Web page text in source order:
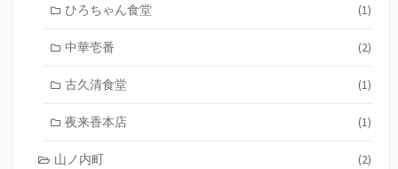
ひろちゃん食堂 (1)
中華壱番 (2)
古久清食堂 (1)
夜来香本店 (1)
山ノ内町 (2)